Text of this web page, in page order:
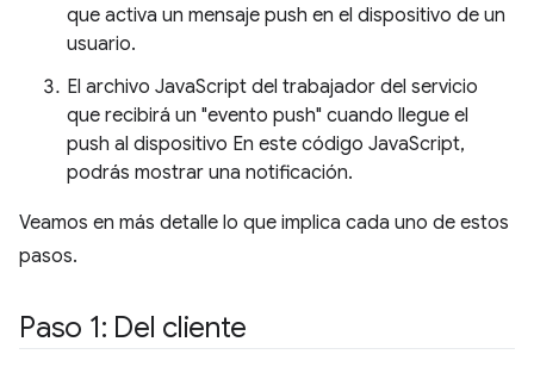
que activa un mensaje push en el dispositivo de un
usuario.
El archivo JavaScript del trabajador del servicio
que recibirá un "evento push" cuando llegue el
push al dispositivo En este código JavaScript,
podrás mostrar una notificación.
Veamos en más detalle lo que implica cada uno de estos
pasos.
Paso 1: Del cliente